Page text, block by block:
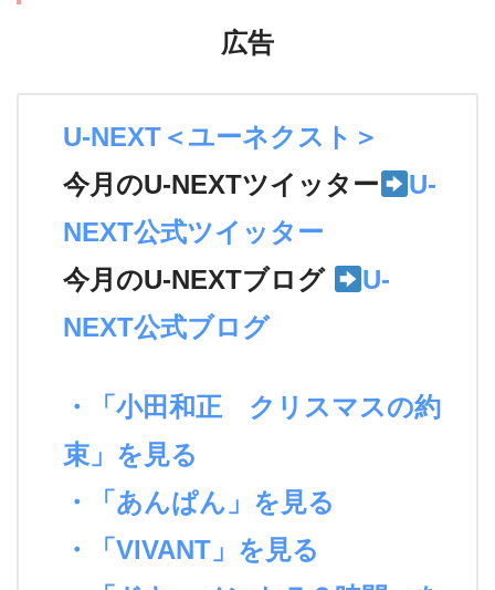
広告
U-NEXT＜ユーネクスト＞
今月のU-NEXTツイッター
U-
NEXT公式ツイッター
今月のU-NEXTブログ
U-
NEXT公式ブログ
・「小田和正 クリスマスの約
束」を見る
・「あんぱん」を見る
・「VIVANT」を見る